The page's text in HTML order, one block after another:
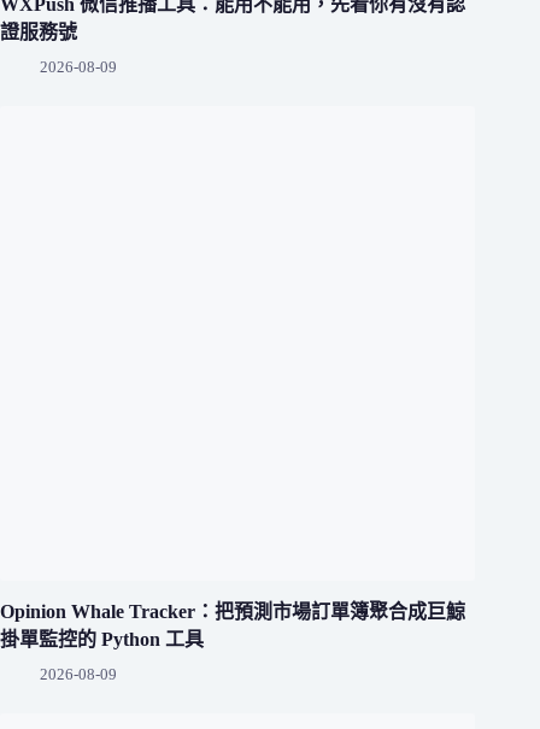
證服務號
2026-08-09
Opinion Whale Tracker：把預測市場訂單簿聚合成巨鯨
掛單監控的 Python 工具
2026-08-09